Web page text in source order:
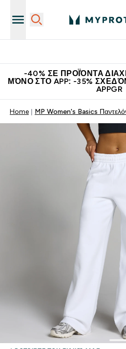
-40% ΣΕ ΠΡΟΪΌΝΤΑ
ΜΌΝΟ ΣΤΟ APP: -35%
APPGR
Home MP Women's Basics